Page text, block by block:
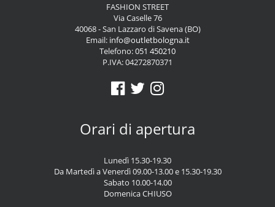
FASHION STREET
Via Caselle 76
40068 - San Lazzaro di Savena (BO)
Email: info@outletbologna.it
Telefono:051 450210
P.IVA: 04272870371
Orari di apertura
Lunedì 15.30-19.30
Da Martedì a Venerdì 09.00-13.00 e 15.30-19.30
Sabato 10.00-14.00
Domenica CHIUSO